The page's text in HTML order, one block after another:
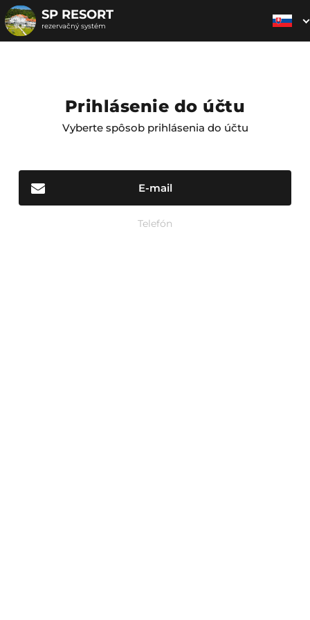
SP RESORT
rezervačný systém
Prihlásenie do účtu
Vyberte spôsob prihlásenia do účtu
E-mail
Telefón